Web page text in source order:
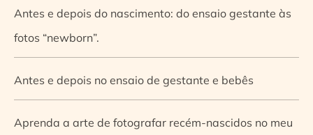
Antes e depois do nascimento: do ensaio gestante às
fotos “newborn”.
Antes e depois no ensaio de gestante e bebês
Aprenda a arte de fotografar recém-nascidos no meu